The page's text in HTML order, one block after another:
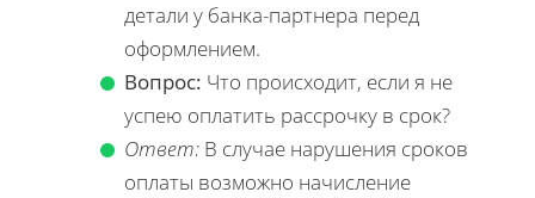
детали у банка-партнера перед
оформлением.
Вопрос: Что происходит, если я не
успею оплатить рассрочку в срок?
Ответ: В случае нарушения сроков
оплаты возможно начисление